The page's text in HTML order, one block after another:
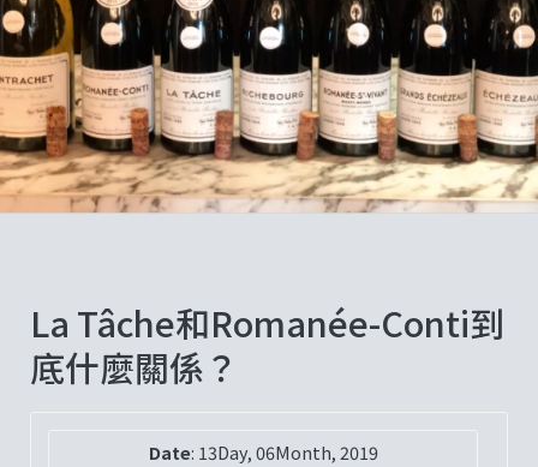
La Tâche和Romanée-Conti到
底什麼關係？
Date: 13Day, 06Month, 2019